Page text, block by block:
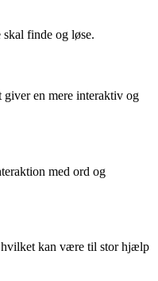
finde og løse.
en mere interaktiv og
med ord og
hvilket kan være til stor hjælp